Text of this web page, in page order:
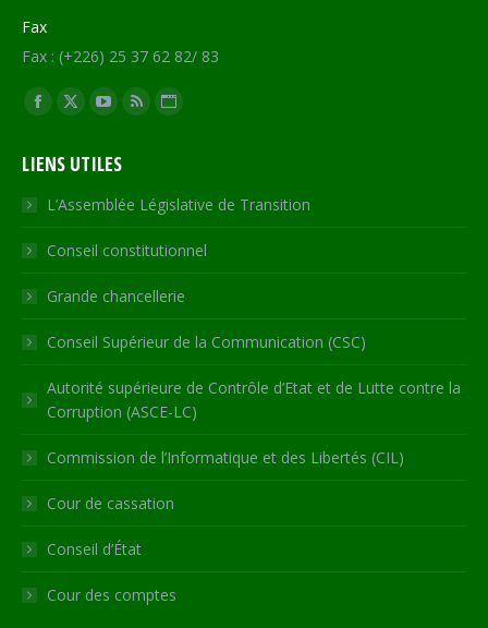
Fax
Fax : (+226) 25 37 62 82/ 83
Trouvez nous sur :
Facebook
opens
in
new
window
X
opens
in
new
window
YouTube
opens
in
new
window
RSS
in
new
window
Site
opens
in
new
LIENS UTILES
L’Assemblée Législative de Transition
Conseil constitutionnel
Grande chancellerie
Conseil Supérieur de la Communication (CSC)
Autorité supérieure de Contrôle d’Etat et de Lutte contre la
Corruption (ASCE-LC)
Commission de l’Informatique et des Libertés (CIL)
Cour de cassation
Conseil d’État
Cour des comptes